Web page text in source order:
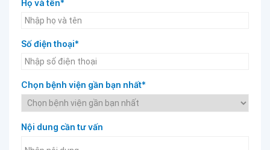
Họ và tên*
Số điện thoại*
Chọn bệnh viện gần bạn nhất*
Nội dung cần tư vấn